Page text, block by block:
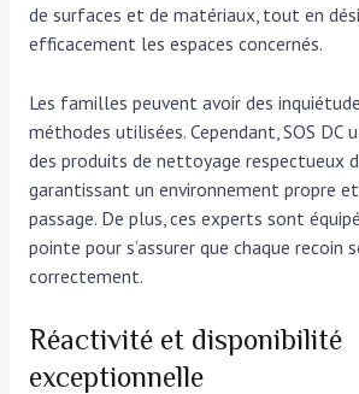
de surfaces et de matériaux, tout en
efficacement les espaces concernés.
Les familles peuvent avoir des
méthodes utilisées. Cependant, SOS DC
des produits de nettoyage respectueux
garantissant un environnement propre
passage. De plus, ces experts sont
pointe pour s’assurer que chaque recoin
correctement.
Réactivité et disponibilité
exceptionnelle